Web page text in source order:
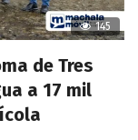
145
de Tres
a 17 mil